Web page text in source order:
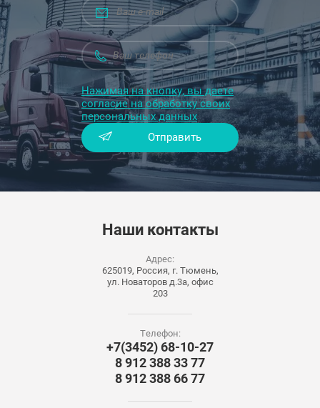
Нажимая на кнопку, вы даете
согласие на обработку своих
персональных данных
Отправить
Наши контакты
Адрес:
625019, Россия, г. Тюмень,
ул. Новаторов д.3а, офис
203
Телефон:
+7(3452) 68-10-27
8 912 388 33 77
8 912 388 66 77